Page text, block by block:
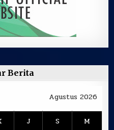
Berita
Agustus 2026
J S M